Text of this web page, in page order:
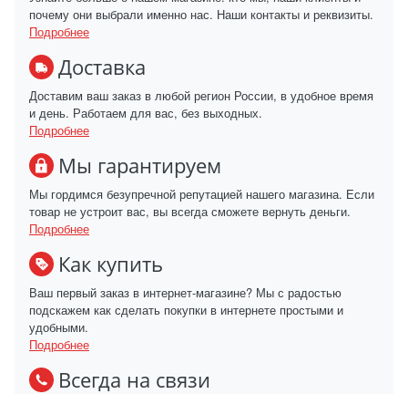
почему они выбрали именно нас. Наши контакты и реквизиты.
Подробнее
Доставка
Доставим ваш заказ в любой регион России, в удобное время
и день. Работаем для вас, без выходных.
Подробнее
Мы гарантируем
Мы гордимся безупречной репутацией нашего магазина. Если
товар не устроит вас, вы всегда сможете вернуть деньги.
Подробнее
Как купить
Ваш первый заказ в интернет-магазине? Мы с радостью
подскажем как сделать покупки в интернете простыми и
удобными.
Подробнее
Всегда на связи